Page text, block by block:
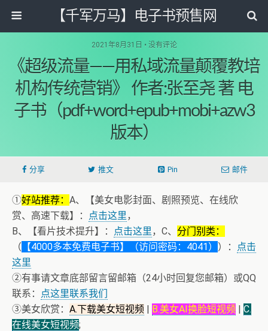
【千军万马】电子书预售网
2021年8月31日 • 没有评论
《超级流量——用私域流量颠覆教培
机构传统营销》 作者:张至尧 著 电
子书（pdf+word+epub+mobi+azw3
版本）
分享 推文 Pin 邮件
①好站推荐： A、【美女电影封面、剧照预览、在线欣
赏、高速下载】：
点击这里，
B、【看片技术提升】：
点击这里，C、 分门别类：
（ 【4000多本免费电子书】（访问密码：4041） ）：
点击
这里
②有事请文章底部留言留邮箱（24小时回复您邮箱）或QQ
联系：
点这里联系我们
③美女欣赏： A.下载美女短视频 | B.美女AI换脸短视频 | C.
在线美女短视频;